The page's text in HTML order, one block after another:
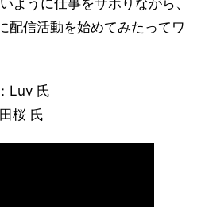
ように仕事をサボりながら、
配信活動を始めてみたってワ
Luv 氏
桜 氏